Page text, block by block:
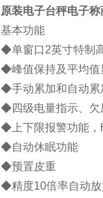
原装电子台秤电子称
基本功能
◆单窗口2英寸特制
◆峰值保持及平均值
◆手动累加和自动累
◆四级电量指示、欠
◆上下限报警功能，
◆自动休眠功能
◆预置皮重
◆精度10倍率自动放